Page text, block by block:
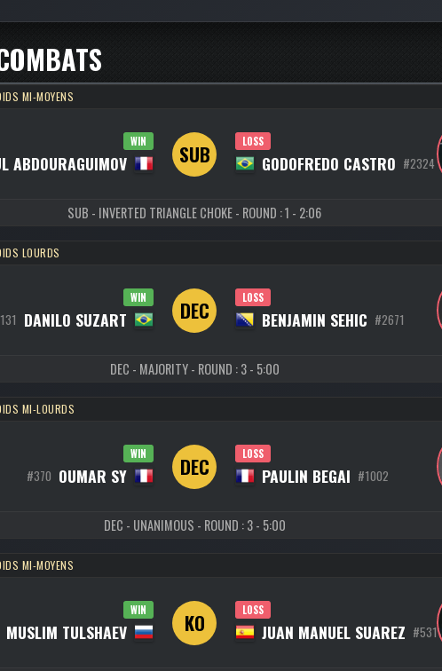
MI-MOYENS
WIN
ABDOURAGUIMOV SUB LOSS
GODOFREDO CASTRO #2324
SUB - INVERTED TRIANGLE CHOKE - ROUND : 1 - 2:06
LOURDS
WIN
DANILO SUZART DEC LOSS
BENJAMIN SEHIC #2671
DEC - MAJORITY - ROUND : 3 - 5:00
MI-LOURDS
WIN
#370 OUMAR SY DEC LOSS
PAULIN BEGAI #1002
DEC - UNANIMOUS - ROUND : 3 - 5:00
MI-MOYENS
WIN
MUSLIM TULSHAEV KO LOSS
JUAN MANUEL SUAREZ #5311